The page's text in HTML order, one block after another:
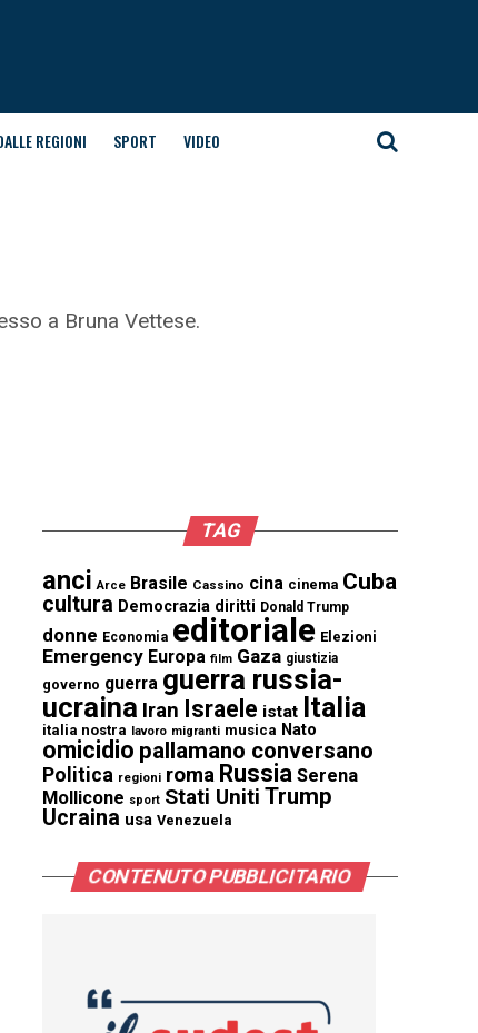
REGIONI SPORT VIDEO
a Bruna Vettese.
TAG
anci Arce Brasile Cassino cina cinema Cuba
cultura Democrazia diritti Donald Trump
donne Economia editoriale Elezioni
Emergency Europa film Gaza giustizia
governo guerra guerra russia-
ucraina Iran Israele istat Italia
italia nostra lavoro migranti musica Nato
omicidio pallamano conversano
Politica regioni roma Russia Serena
Mollicone sport Stati Uniti Trump
Ucraina usa Venezuela
CONTENUTO PUBBLICITARIO